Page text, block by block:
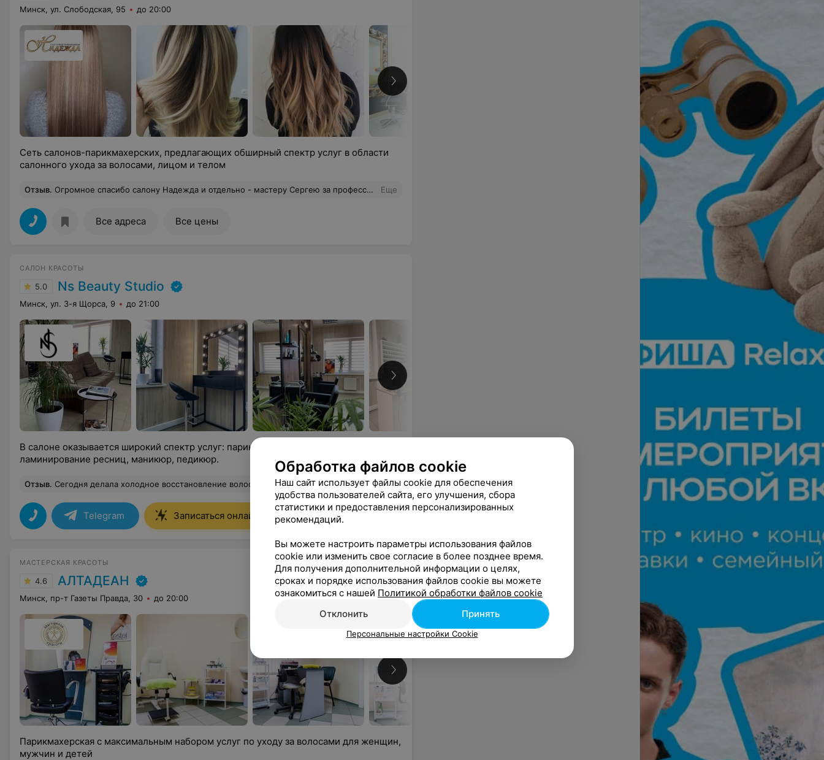
Подробнее
Минск, ул. Слободская, 95 до 20:00
Сеть салонов-парикмахерских, предлагающих обширный спектр услуг в области
салонного ухода за волосами, лицом и телом
Отзыв. Огромное спасибо салону Надежда и отдельно - мастеру Сергею за профессионализм. Стрижка, окраска, уход - всё всегда на высочайшем уровне (есть с чем сравнивать...). Стрижемся у него всей семьей и к каждому - отдельный подход. Не просто "подстригите и подровняйте", а создание образа. Умничка. Отдельной похвалы заслуживают администраторы салона. Начиная от тембра голоса и правильной литературной речи, заканчивая грамотной и четкой работой с клиентами салона. Всё на самом высшем уровне. Еще
Все адреса Все цены
САЛОН КРАСОТЫ
5.0 Ns Beauty Studio
Минск, ул. 3-я Щорса, 9 до 21:00
В салоне оказывается широкий спектр услуг: парикмахерские услуги, brow-бар,
ламинирование ресниц, маникюр, педикюр.
Отзыв. Сегодня делала холодное восстановление волос. Мне очень нравится эта процедура. Волосы, мягкие, нежные, блестящие. Спасибо большое Полине за такую красоту. Очень рада, что нашла свою фею Еще
Telegram Записаться онлайн
МАСТЕРСКАЯ КРАСОТЫ
4.6 АЛТАДЕАН
Минск, пр-т Газеты Правда, 30 до 20:00
Парикмахерская с максимальным набором услуг по уходу за волосами для женщин,
мужчин и детей
Обработка файлов cookie
Наш сайт использует файлы cookie для обеспечения
удобства пользователей сайта, его улучшения, сбора
статистики и предоставления персонализированных
рекомендаций.
Вы можете настроить параметры использования файлов
cookie или изменить свое согласие в более позднее время.
Для получения дополнительной информации о целях,
сроках и порядке использования файлов cookie вы можете
ознакомиться с нашей Политикой обработки файлов cookie
Отклонить
Принять
Персональные настройки Cookie